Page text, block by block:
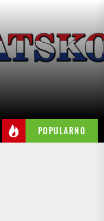
POPULARNO